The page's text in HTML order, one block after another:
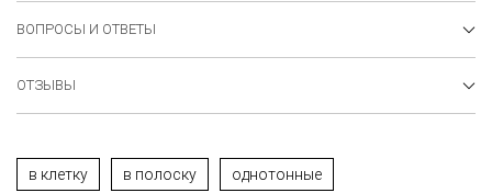
ВОПРОСЫ И ОТВЕТЫ
ОТЗЫВЫ
в клетку в полоску однотонные